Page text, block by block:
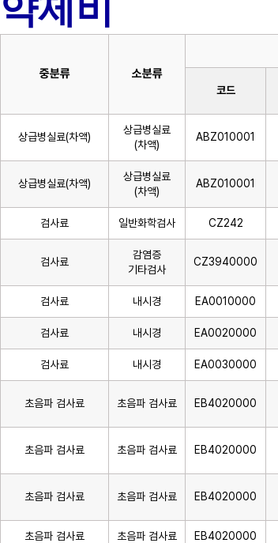
약제비
중분류 소분류
코드
상급병실료(차액)
상급병실료
(차액)
ABZ010001
상급병실료(차액)
상급병실료
(차액)
ABZ010001
검사료 일반화학검사 CZ242
검사료
감염증
기타검사
CZ3940000
검사료 내시경 EA0010000
검사료 내시경 EA0020000
검사료 내시경 EA0030000
초음파 검사료 초음파 검사료 EB4020000
초음파 검사료 초음파 검사료 EB4020000
초음파 검사료 초음파 검사료 EB4020000
초음파 검사료 초음파 검사료 EB4020000